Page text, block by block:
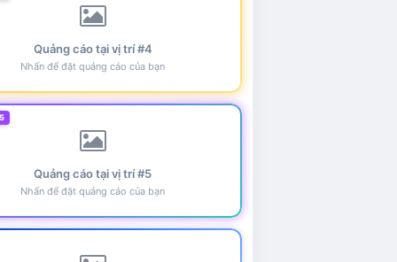
Quảng cáo tại vị trí #4
Nhấn để đặt quảng cáo của bạn
Quảng cáo tại vị trí #5
Nhấn để đặt quảng cáo của bạn